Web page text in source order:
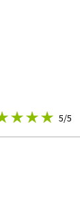
5/5